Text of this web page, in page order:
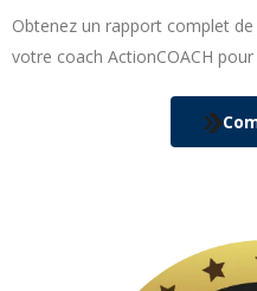
Obtenez un rapport complet
votre coach ActionCOACH